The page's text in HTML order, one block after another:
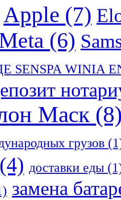
Apple (7)
(6)
SENSPA WINIA
Маск
грузов
(4) доставки еды
замена